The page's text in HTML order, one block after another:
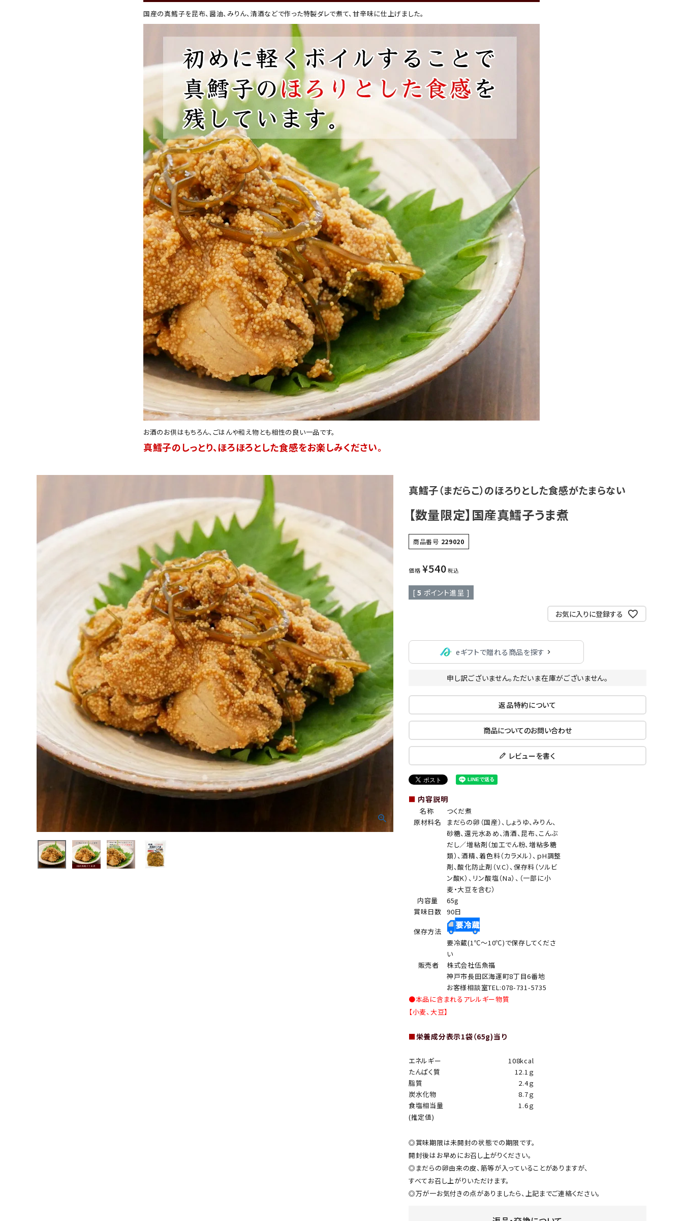
国産の真鱈子を昆布、醤油、みりん、清酒などで作った特製ダレで煮て、甘辛味に仕上げました。
お酒のお供はもちろん、ごはんや和え物とも相性の良い一品です。
真鱈子のしっとり、ほろほろとした食感をお楽しみください。
真鱈子（まだらこ）のほろりとした食感がたまらない
【数量限定】国産真鱈子うま煮
商品番号 229020
価格 ¥540 税込
[ 5 ポイント進呈 ]
お気に入りに登録する
eギフトで贈れる商品を探す
申し訳ございません。ただいま在庫がございません。
返品特約について
商品についてのお問い合わせ
レビューを書く
■ 内容説明
名称
つくだ煮
原材料名
まだらの卵（国産）、しょうゆ、みりん、
砂糖、還元水あめ、清酒、昆布、こんぶ
だし／増粘剤（加工でん粉、増粘多糖
類）、酒精、着色料（カラメル）、ｐH調整
剤、酸化防止剤（V.C）、保存料（ソルビ
ン酸K）、リン酸塩（Na）、（一部に小
麦・大豆を含む）
内容量
65g
賞味日数 90日
保存方法
要冷蔵(1℃～10℃)で保存してくださ
い
販売者
株式会社伍魚福
神戸市長田区海運町8丁目6番地
お客様相談室TEL:078-731-5735
●本品に含まれるアレルギー物質
【小麦、大豆】
■栄養成分表示1袋（65g)当り
エネルギー
108kcal
たんぱく質
12.1ｇ
脂質
2.4ｇ
炭水化物
8.7ｇ
食塩相当量
1.6ｇ
(推定値)
◎賞味期限は未開封の状態での期限です。
開封後はお早めにお召し上がりください。
◎まだらの卵由来の皮、筋等が入っていることがありますが、
すべてお召し上がりいただけます。
◎万が一お気付きの点がありましたら、上記までご連絡ください。